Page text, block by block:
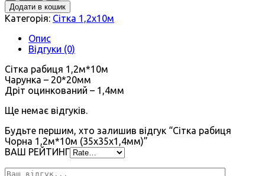
Додати в кошик
Категорія: Сітка 1,2х10м
Опис
Відгуки (0)
Сітка рабиця 1,2м*10м
Чарунка – 20*20мм
Дріт оцинкований – 1,4мм
Ще немає відгуків.
Будьте першим, хто залишив відгук “Сітка рабиця
Чорна 1,2м*10м (35x35x1,4мм)”
ВАШ РЕЙТИНГ